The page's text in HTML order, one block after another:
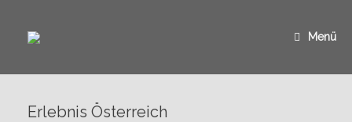
springen
Menü
Erlebnis Österreich